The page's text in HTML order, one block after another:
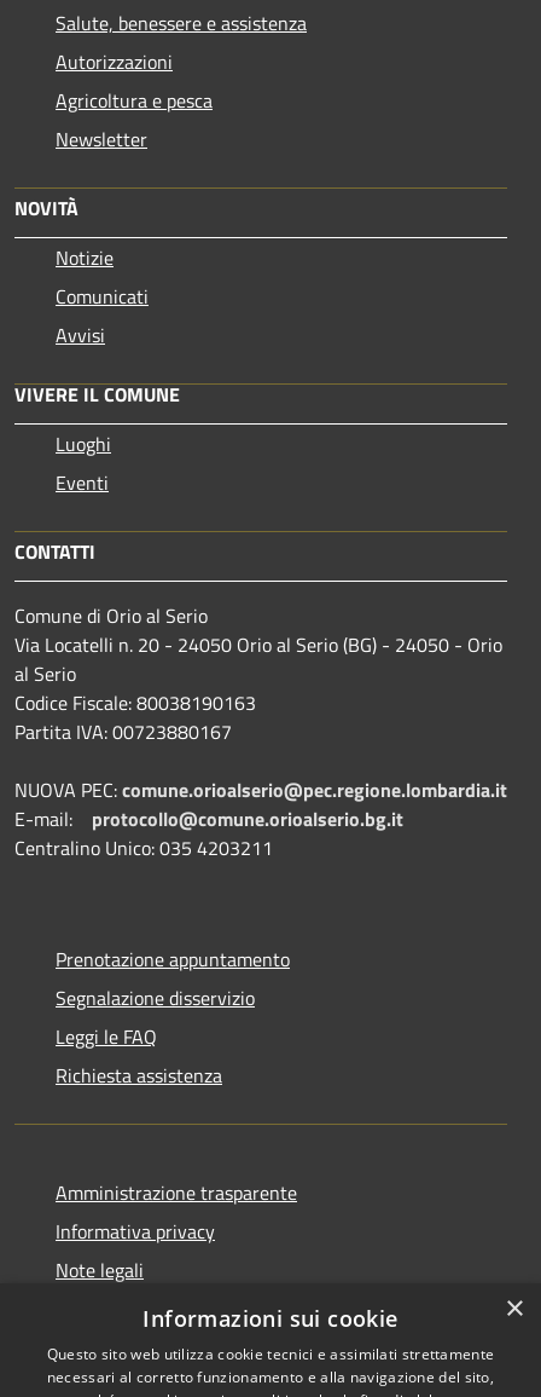
Salute, benessere e assistenza
Autorizzazioni
Agricoltura e pesca
Newsletter
NOVITÀ
Notizie
Comunicati
Avvisi
VIVERE IL COMUNE
Luoghi
Eventi
CONTATTI
Comune di Orio al Serio
Via Locatelli n. 20 - 24050 Orio al Serio (BG) - 24050 - Orio
al Serio
Codice Fiscale: 80038190163
Partita IVA: 00723880167
NUOVA PEC:comune.orioalserio@pec.regione.lombardia.it
E-mail: protocollo@comune.orioalserio.bg.it
Centralino Unico: 035 4203211
Prenotazione appuntamento
Segnalazione disservizio
Leggi le FAQ
Richiesta assistenza
Amministrazione trasparente
Informativa privacy
Note legali
Dichiarazione di accessibilità
×
Informazioni sui cookie
Questo sito web utilizza cookie tecnici e assimilati strettamente
necessari al corretto funzionamento e alla navigazione del sito,